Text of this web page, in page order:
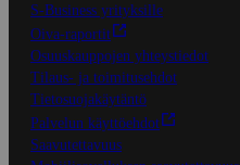
S-Business yrityksille
Oiva-raportit
Osuuskauppojen yhteystiedot
Tilaus- ja toimitusehdot
Tietosuojakäytäntö
Palvelun käyttöehdot
Saavutettavuus